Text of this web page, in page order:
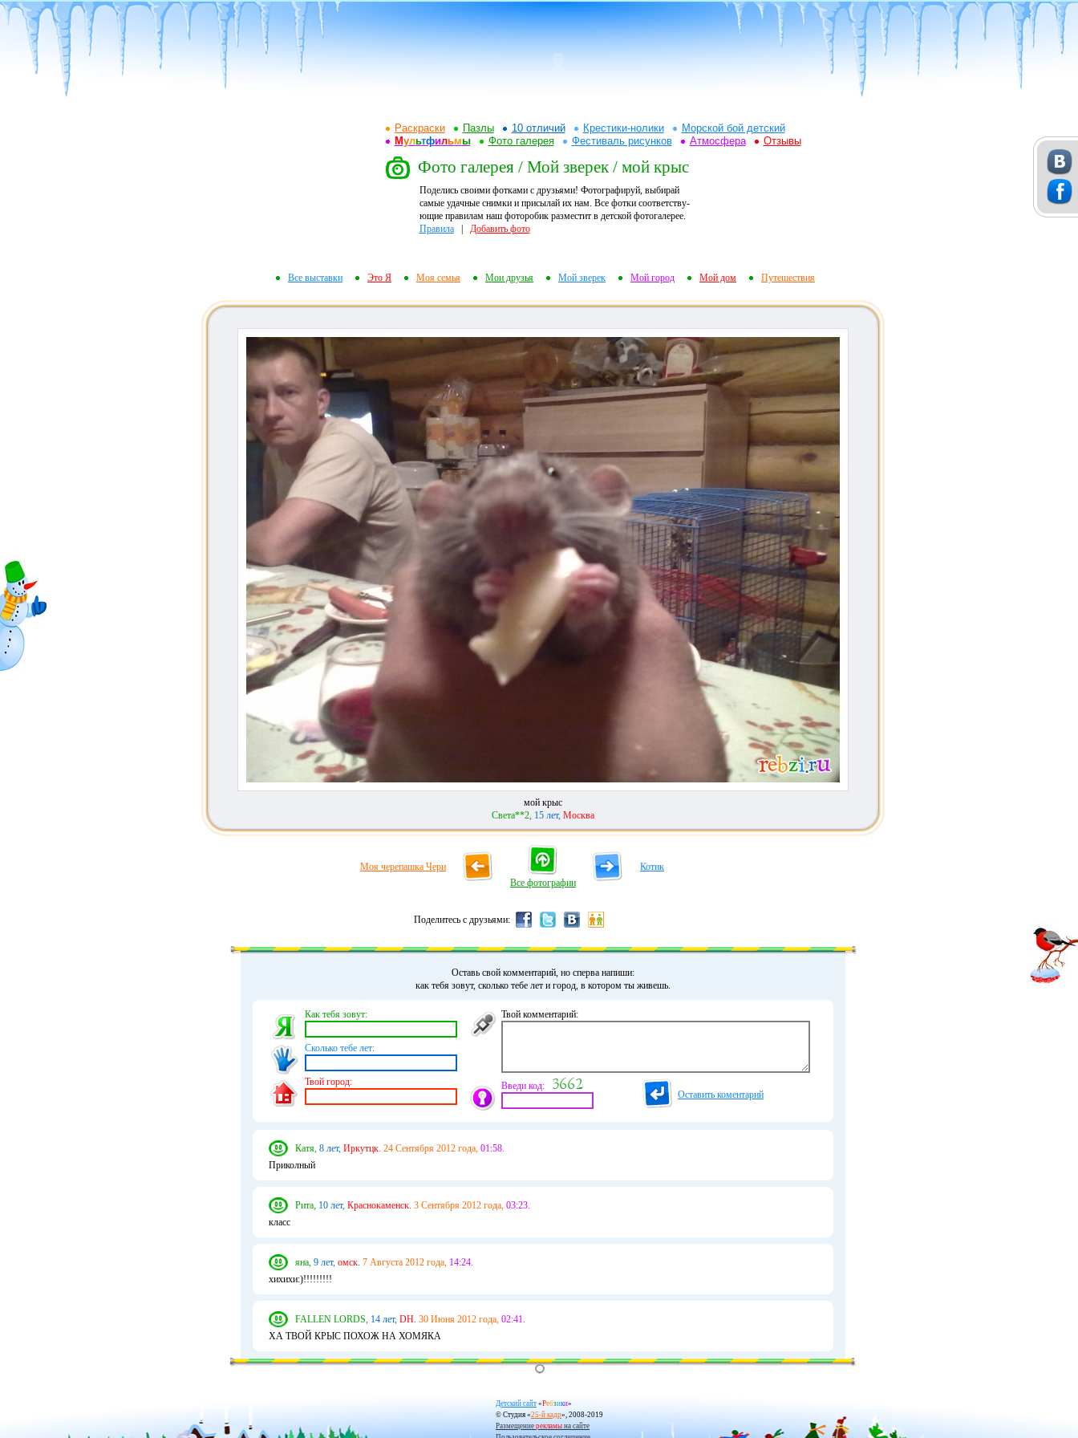
Раскраски Пазлы 10 отличий Крестики-нолики
Морской бой детский
Мультфильмы Фото галерея Фестиваль рисунков Атмосфера Отзывы
Фото галерея / Мой зверек / мой крыс
Поделись своими фотками с друзьями! Фотографируй, выбирай
самые удачные снимки и присылай их нам. Все фотки соответству-
ющие правилам наш фоторобик разместит в детской фотогалерее.
Правила| Добавить фото
Все выставки Это Я Моя семья Мои друзья Мой зверек Мой город Мой дом Путешествия
мой крыс
Света**2, 15 лет, Москва
Моя черепашка Чери
Все фотографии
Котик
Поделитесь с друзьями:
Оставь свой комментарий, но сперва напиши:
как тебя зовут, сколько тебе лет и город, в котором ты живешь.
Как тебя зовут:
Сколько тебе лет:
Твой город:
Твой комментарий:
Введи код:
Оставить коментарий
Катя, 8 лет, Иркутцк. 24 Сентября 2012 года, 01:58.
Приколный
Рита, 10 лет, Краснокаменск. 3 Сентября 2012 года, 03:23.
класс
яна, 9 лет, омск. 7 Августа 2012 года, 14:24.
хихихи:)!!!!!!!!!
FALLEN LORDS, 14 лет, DH. 30 Июня 2012 года, 02:41.
ХА ТВОЙ КРЫС ПОХОЖ НА ХОМЯКА
Детский сайт «Ребзики»
© Студия «25-й кадр», 2008-2019
Размещение рекламы на сайте